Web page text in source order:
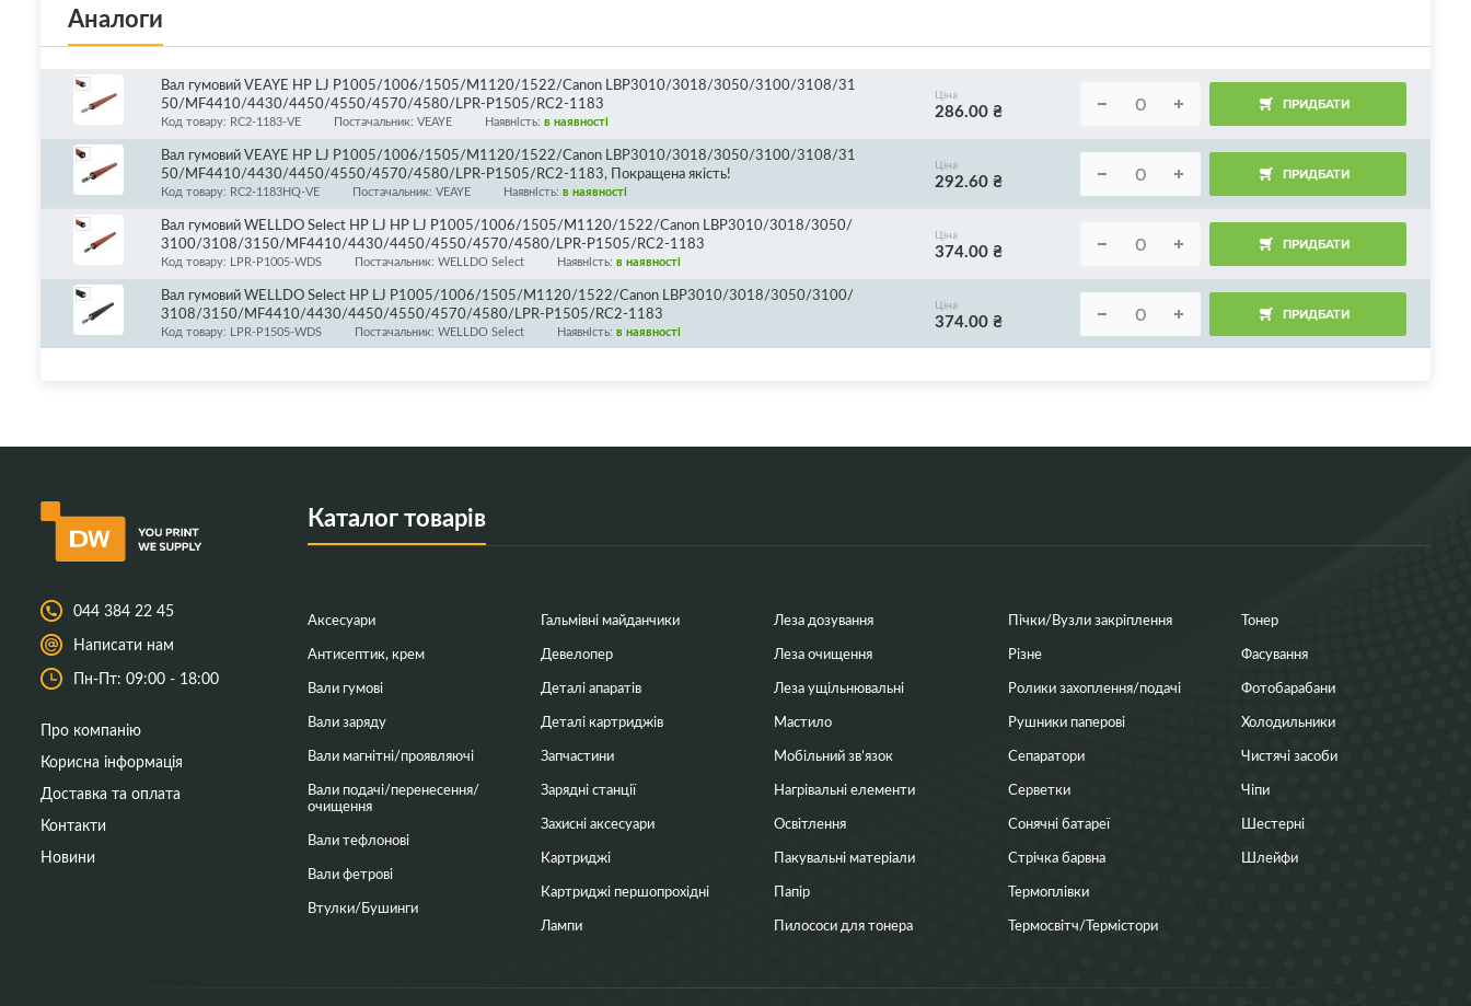
Аналоги
Вал гумовий VEAYE HP LJ P1005/1006/1505/M1120/1522/Canon LBP3010/3018/3050/3100/3108/31
50/MF4410/4430/4450/4550/4570/4580/LPR-P1505/RC2-1183
Код товару: RC2-1183-VE Постачальник: VEAYE Наявність: в наявності
Ціна
286.00 ₴ ПРИДБАТИ
Вал гумовий VEAYE HP LJ P1005/1006/1505/M1120/1522/Canon LBP3010/3018/3050/3100/3108/31
50/MF4410/4430/4450/4550/4570/4580/LPR-P1505/RC2-1183, Покращена якість!
Код товару: RC2-1183HQ-VE Постачальник: VEAYE Наявність: в наявності
Ціна
292.60 ₴ ПРИДБАТИ
Вал гумовий WELLDO Select HP LJ HP LJ P1005/1006/1505/M1120/1522/Canon LBP3010/3018/3050/
3100/3108/3150/MF4410/4430/4450/4550/4570/4580/LPR-P1505/RC2-1183
Код товару: LPR-P1005-WDS Постачальник: WELLDO Select Наявність: в наявності
Ціна
374.00 ₴ ПРИДБАТИ
Вал гумовий WELLDO Select HP LJ P1005/1006/1505/M1120/1522/Canon LBP3010/3018/3050/3100/
3108/3150/MF4410/4430/4450/4550/4570/4580/LPR-P1505/RC2-1183
Код товару: LPR-P1505-WDS Постачальник: WELLDO Select Наявність: в наявності
Ціна
374.00 ₴ ПРИДБАТИ
044 384 22 45
Написати нам
Пн-Пт: 09:00 - 18:00
Про компанію
Корисна інформація
Доставка та оплата
Контакти
Новини
Каталог товарів
Аксесуари
Антисептик, крем
Вали гумові
Вали заряду
Вали магнітні/проявляючі
Вали подачі/перенесення/
очищення
Вали тефлонові
Вали фетрові
Втулки/Бушинги
Гальмівні майданчики
Девелопер
Деталі апаратів
Деталі картриджів
Запчастини
Зарядні станції
Захисні аксесуари
Картриджі
Картриджі першопрохідні
Лампи
Леза дозування
Леза очищення
Леза ущільнювальні
Мастило
Мобільний зв’язок
Нагрівальні елементи
Освітлення
Пакувальні матеріали
Папір
Пилососи для тонера
Пічки/Вузли закріплення
Різне
Ролики захоплення/подачі
Рушники паперові
Сепаратори
Серветки
Сонячні батареї
Стрічка барвна
Термоплівки
Термосвітч/Термістори
Тонер
Фасування
Фотобарабани
Холодильники
Чистячі засоби
Чіпи
Шестерні
Шлейфи